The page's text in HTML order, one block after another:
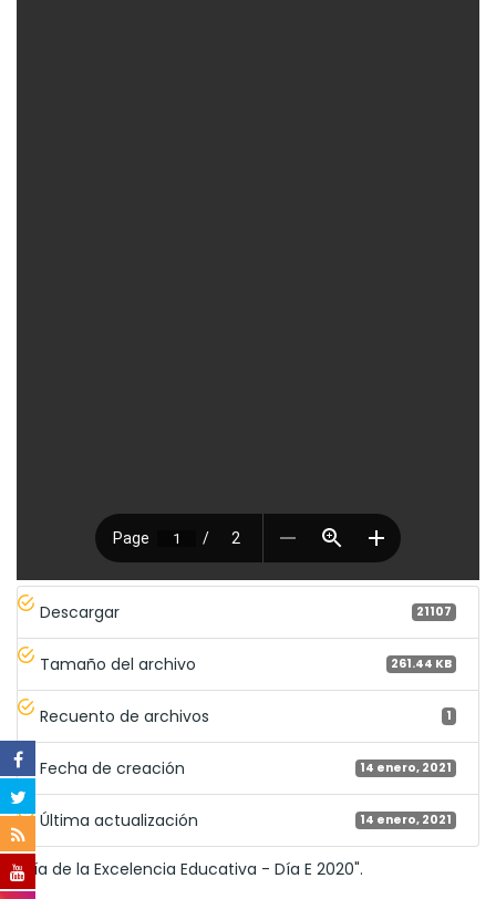
Descargar 21107
Tamaño del archivo 261.44 KB
Recuento de archivos 1
Fecha de creación 14 enero, 2021
Última actualización 14 enero, 2021
"Día de la Excelencia Educativa - Día E 2020".